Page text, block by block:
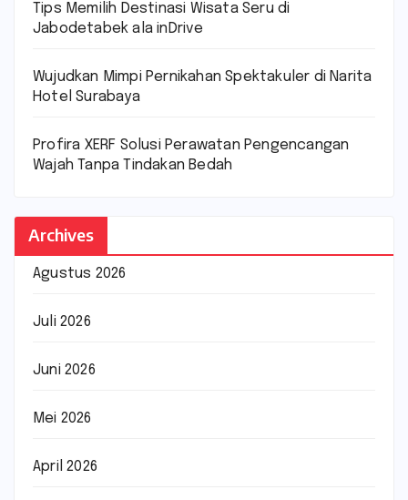
Tips Memilih Destinasi Wisata Seru di
Jabodetabek ala inDrive
Wujudkan Mimpi Pernikahan Spektakuler di Narita
Hotel Surabaya
Profira XERF Solusi Perawatan Pengencangan
Wajah Tanpa Tindakan Bedah
Archives
Agustus 2026
Juli 2026
Juni 2026
Mei 2026
April 2026